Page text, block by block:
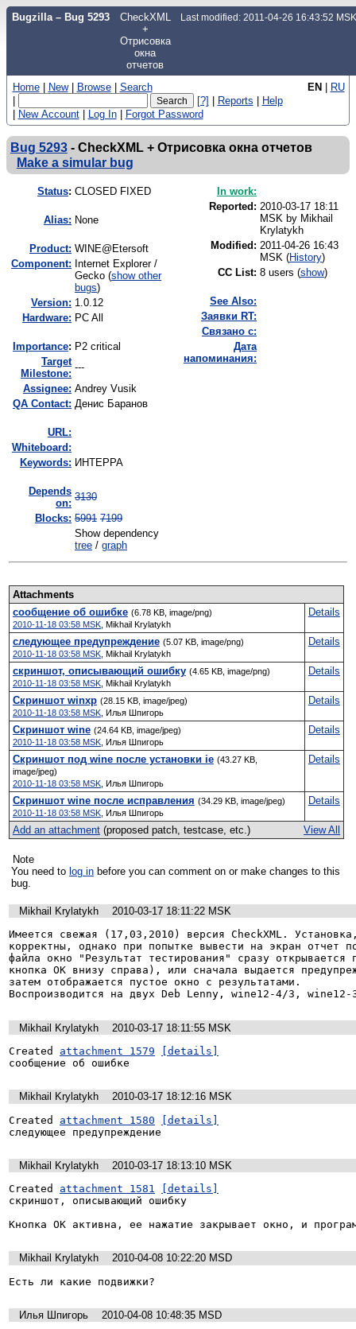
Bugzilla – Bug 5293
CheckXML
+
Отрисовка
окна
отчетов
Last modified: 2011-04-26 16:43:52
EN | RU
Home | New | Browse | Search
|
[?] | Reports | Help
| New Account | Log In | Forgot Password
Bug 5293 - CheckXML + Отрисовка окна отчетов
Make a simular bug
Status: CLOSED FIXED
Alias: None
Product: WINE@Etersoft
Component: Internet Explorer /
Gecko (show other
bugs)
Version: 1.0.12
Hardware: PC All
mportance: P2 critical
Target
Milestone:
---
Assignee: Andrey Vusik
QA Contact: Денис Баранов
URL:
Whiteboard:
Keywords: ИНТЕРРА
Depends
on:
3130
Blocks: 5991 7199
Show dependency
tree / graph
In work:
Reported: 2010-03-17 18:11
MSK by Mikhail
Krylatykh
Modified: 2011-04-26 16:43
MSK (History)
CC List: 8 users (show)
See Also:
Заявки RT:
Связано с:
Дата
напоминания:
Attachments
сообщение об ошибке (6.78 KB, image/png)
2010-11-18 03:58 MSK, Mikhail Krylatykh
Details
следующее предупреждение (5.07 KB, image/png)
2010-11-18 03:58 MSK, Mikhail Krylatykh
Details
скриншот, описывающий ошибку (4.65 KB, image/png)
2010-11-18 03:58 MSK, Mikhail Krylatykh
Details
Скриншот winxp (28.15 KB, image/jpeg)
2010-11-18 03:58 MSK, Илья Шпигорь
Details
Скриншот wine (24.64 KB, image/jpeg)
2010-11-18 03:58 MSK, Илья Шпигорь
Details
Скриншот под wine после установки ie (43.27 KB,
image/jpeg)
2010-11-18 03:58 MSK, Илья Шпигорь
Details
Скриншот wine после исправления (34.29 KB, image/jpeg)
2010-11-18 03:58 MSK, Илья Шпигорь
Details
View All
Add an attachment(proposed patch, testcase, etc.)
Note
You need to log in
bug.
Mikhail Krylatykh
2010-03-17 18:11:22 MSK
Имеется свежая (17,03,2010) версия CheckXML.
корректны, однако при попытке вывести на экран отчет
файла окно "Результат тестирования" сразу открывается
кнопка ОК внизу справа), или сначала выдается
затем отображается пустое окно с результатами.
Воспроизводится на двух Deb Lenny, wine12-4/3,
Mikhail Krylatykh
2010-03-17 18:11:55 MSK
Created attachment 1579
[details]
сообщение об ошибке
Mikhail Krylatykh
2010-03-17 18:12:16 MSK
Created attachment 1580
[details]
следующее предупреждение
Mikhail Krylatykh
2010-03-17 18:13:10 MSK
Created attachment 1581
[details]
скриншот, описывающий ошибку
Кнопка ОК активна, ее нажатие закрывает окно, и
Mikhail Krylatykh
2010-04-08 10:22:20 MSD
Есть ли какие подвижки?
Илья Шпигорь
2010-04-08 10:48:35 MSD